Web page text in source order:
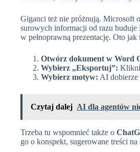
Giganci też nie próżnują. Microsoft
surowych informacji od razu buduje
w pełnoprawną prezentację. Oto jak
Otwórz dokument w Word
Wybierz „Eksportuj”:
Wybierz motyw: AI dobierze
Czytaj dalej AI dla agentów
Trzeba tu wspomnieć także o
go o konspekt, sugerowane treści